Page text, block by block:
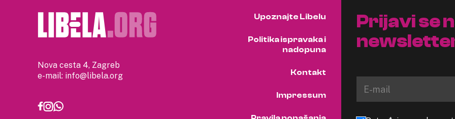
Nova cesta 4, Zagreb
e-mail: info@libela.org
Upoznajte Libelu
Politika ispravaka i
nadopuna
Kontakt
Impressum
Prijavi se